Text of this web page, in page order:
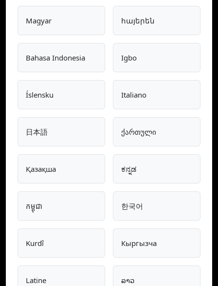
Magyar հայերեն
Bahasa Indonesia Igbo
Íslensku Italiano
日本語 ქართული
Қазақша ಕನ್ನಡ
កម្ពុជា 한국어
Kurdî Кыргызча
Latine ລາວ